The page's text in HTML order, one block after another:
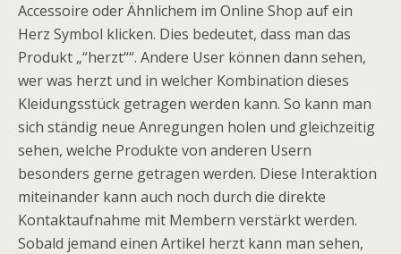
Accessoire oder Ähnlichem im Online Shop auf ein
Herz Symbol klicken. Dies bedeutet, dass man das
Produkt „“herzt““. Andere User können dann sehen,
wer was herzt und in welcher Kombination dieses
Kleidungsstück getragen werden kann. So kann man
sich ständig neue Anregungen holen und gleichzeitig
sehen, welche Produkte von anderen Usern
besonders gerne getragen werden. Diese Interaktion
miteinander kann auch noch durch die direkte
Kontaktaufnahme mit Membern verstärkt werden.
Sobald jemand einen Artikel herzt kann man sehen,